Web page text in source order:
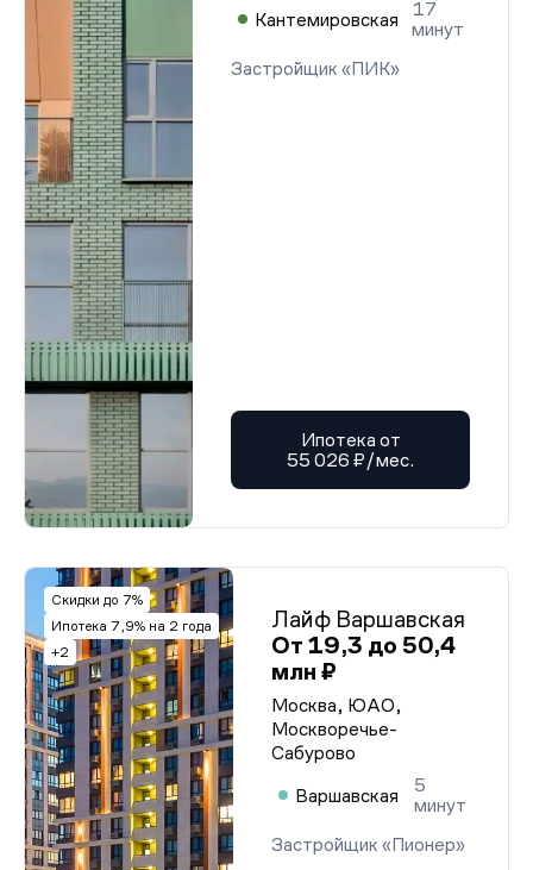
Кантемировская
17
минут
Застройщик «ПИК»
Ипотека от
55 026 ₽/мес.
Скидки до 7%
Ипотека 7,9% на 2 года
+2
Лайф Варшавская
От 19,3 до 50,4
млн ₽
Москва, ЮАО,
Москворечье-
Сабурово
Варшавская
5
минут
Застройщик «Пионер»